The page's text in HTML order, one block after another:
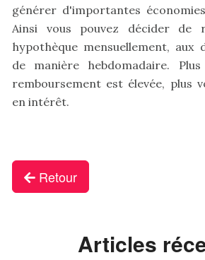
générer d'importantes
Ainsi vous pouvez décider de
hypothèque mensuellement, aux
de manière hebdomadaire.
remboursement est élevée, plus
en intérêt.
Retour
Articles